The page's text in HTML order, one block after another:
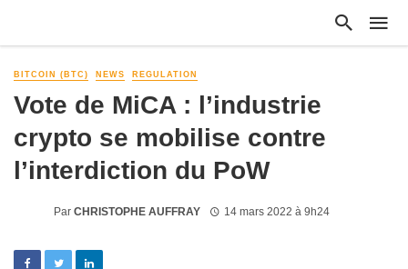
BITCOIN (BTC) NEWS REGULATION
Vote de MiCA : l’industrie
crypto se mobilise contre
l’interdiction du PoW
Par CHRISTOPHE AUFFRAY 14 mars 2022 à 9h24